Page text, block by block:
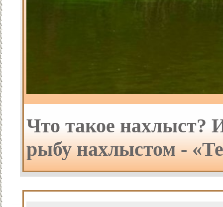
Что такое нахлыст?
рыбу нахлыстом -